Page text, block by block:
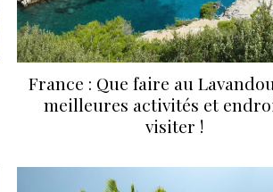
France : Que faire au
meilleures activités et
visiter !